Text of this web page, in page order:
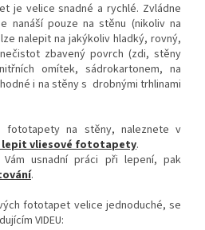
je velice snadné a rychlé. Zvládne
nanáší pouze na stěnu (nikoliv na
nalepit na jakýkoliv hladký, rovný,
zbavený povrch (zdi, stěny
omítek, sádrokartonem, na
i na stěny s drobnými trhlinami
fototapety na stěny, naleznete v
lepit vliesové fototapety.
usnadní práci při lepení, pak
.
fototapet velice jednoduché, se
VIDEU: